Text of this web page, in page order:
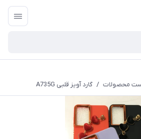
محصولات / گارد آویز قلبی A735G